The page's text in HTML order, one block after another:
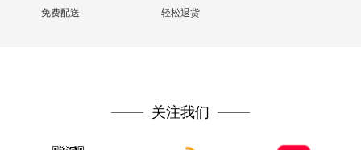
免费配送 轻松退货
关注我们